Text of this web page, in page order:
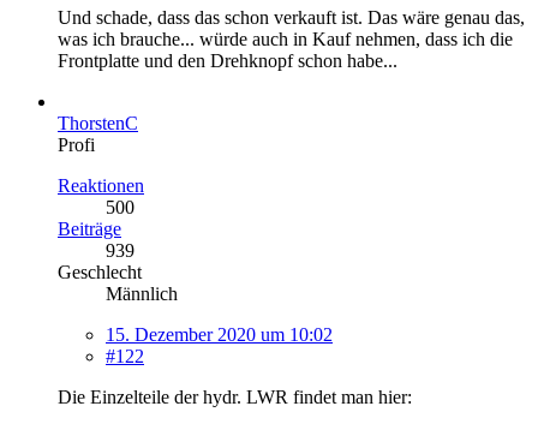
Und schade, dass das schon verkauft ist. Das wäre genau das,
was ich brauche... würde auch in Kauf nehmen, dass ich die
Frontplatte und den Drehknopf schon habe...
ThorstenC
Profi
Reaktionen
500
Beiträge
939
Geschlecht
Männlich
15. Dezember 2020 um 10:02
#122
Die Einzelteile der hydr. LWR findet man hier: